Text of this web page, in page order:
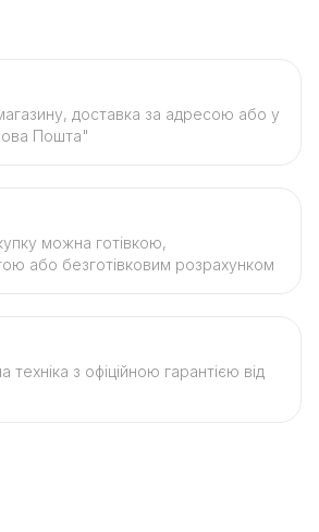
доставка за адресою або у
Пошта"
можна готівкою,
або безготівковим розрахунком
техніка з офіційною гарантією від